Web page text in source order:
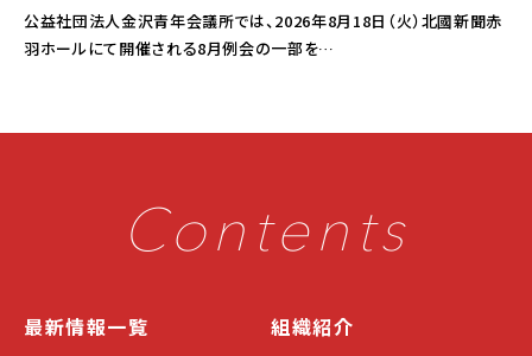
公益社団法人金沢青年会議所では、2026年8月18日（火）北國新聞赤
羽ホールにて開催される8月例会の一部を…
Contents
最新情報一覧 組織紹介